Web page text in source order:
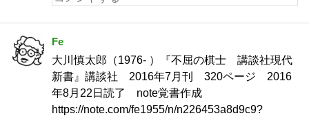
Fe
大川慎太郎（1976- ）『不屈の棋士 講談社現代
新書』講談社 2016年7月刊 320ページ 2016
年8月22日読了 note覚書作成
https://note.com/fe1955/n/n226453a8d9c9?